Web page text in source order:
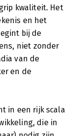
kwaliteit. Het
en het
bij de
niet zonder
van de
en de
in een rijk scala
die in